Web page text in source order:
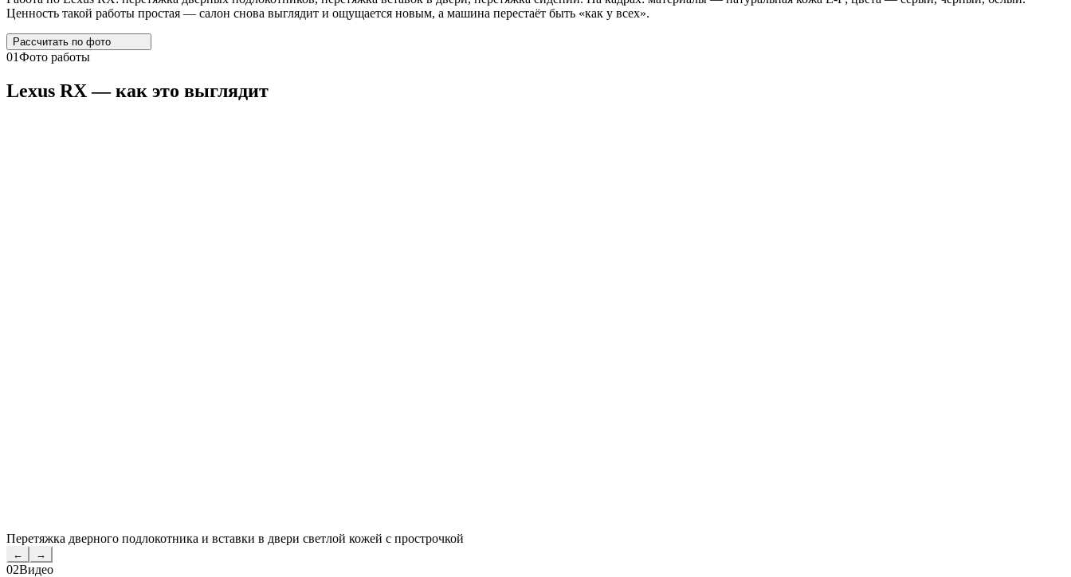
Ценность такой работы простая — салон снова выглядит и ощущается новым, а машина перестаёт быть «как у всех».
Рассчитать по фото
01Фото работы
Lexus RX— как это выглядит
Перетяжка дверного подлокотника и вставки в двери светлой кожей с прострочкой
← →
02Видео